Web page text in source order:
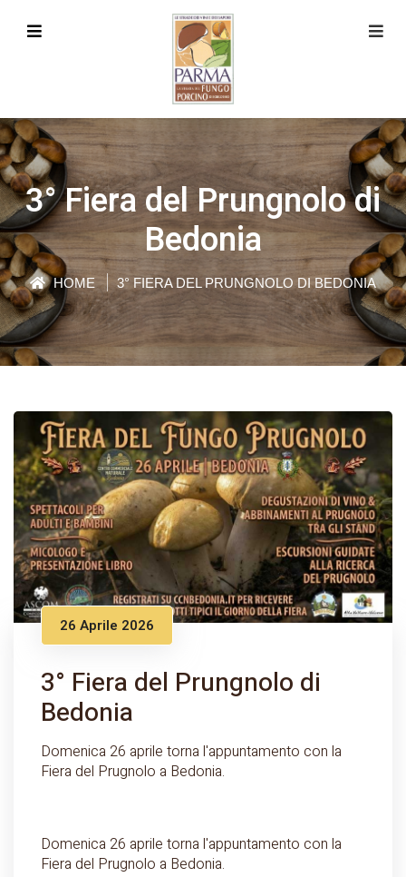
3° Fiera del Prungnolo di
Bedonia
HOME 3° FIERA DEL PRUNGNOLO DI BEDONIA
26 Aprile 2026
3° Fiera del Prungnolo di
Bedonia
Domenica 26 aprile torna l'appuntamento con la
Fiera del Prugnolo a Bedonia.
Domenica 26 aprile torna l'appuntamento con la
Fiera del Prugnolo a Bedonia.